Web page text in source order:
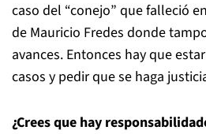
caso del “conejo” que falleció
de Mauricio Fredes donde
avances. Entonces hay que
casos y pedir que se haga
¿Crees que hay